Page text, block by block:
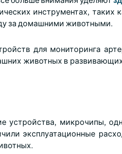
инструментах, таких
за домашними животными.
для мониторинга
животных в
устройства, микрочипы,
эксплуатационные